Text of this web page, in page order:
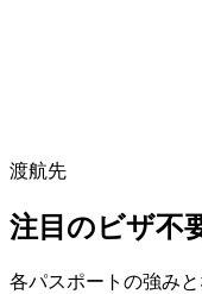
渡航先
注目のビザ不
各パスポートの強み